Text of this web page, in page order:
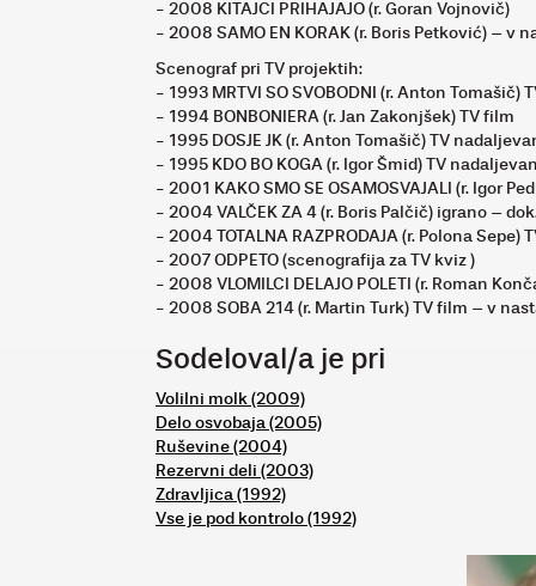
- 2008 KITAJCI PRIHAJAJO (r. Goran Vojnovič)
- 2008 SAMO EN KORAK (r. Boris Petković) – v
Scenograf pri TV projektih:
- 1993 MRTVI SO SVOBODNI (r. Anton Tomašič)
- 1994 BONBONIERA (r. Jan Zakonjšek) TV film
- 1995 DOSJE JK (r. Anton Tomašič) TV
- 1995 KDO BO KOGA (r. Igor Šmid) TV
- 2001 KAKO SMO SE OSAMOSVAJALI (r. Igor
- 2004 VALČEK ZA 4 (r. Boris Palčič) igrano –
- 2004 TOTALNA RAZPRODAJA (r. Polona Sepe)
- 2007 ODPETO (scenografija za TV kviz )
- 2008 VLOMILCI DELAJO POLETI (r. Roman
- 2008 SOBA 214 (r. Martin Turk) TV film – v
Sodeloval/a je pri
Volilni molk (2009)
Delo osvobaja (2005)
Ruševine (2004)
Rezervni deli (2003)
Zdravljica (1992)
Vse je pod kontrolo (1992)